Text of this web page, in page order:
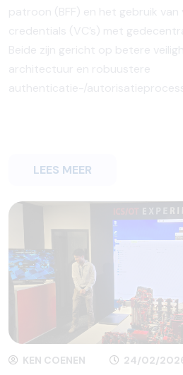
patroon (BFF) en het gebruik
credentials (VC’s) met
Beide zijn gericht op betere
architectuur en robuustere
authenticatie-/
LEES MEER
KEN COENEN 24/02/